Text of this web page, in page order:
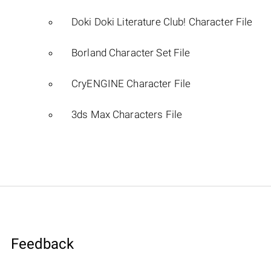
Doki Doki Literature Club! Character File
Borland Character Set File
CryENGINE Character File
3ds Max Characters File
Feedback